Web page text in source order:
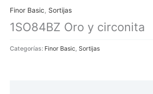
Finor Basic, Sortijas
1SO84BZ Oro y circonita
Categorías: Finor Basic Sortijas